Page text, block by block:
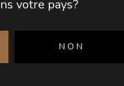
votre pays?
NON